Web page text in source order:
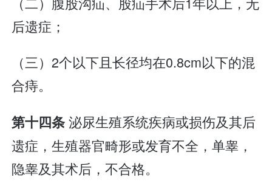
后遗症；
（三）2个以下且长径均在0.8cm以下的混
合痔。
第十四条泌尿生殖系统疾病或损伤及其后
遗症，生殖器官畸形或发育不全，单睾，
隐睾及其术后，不合格。